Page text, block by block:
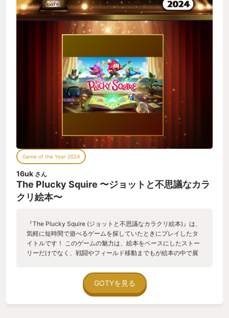
Game of the Year 2024
16uk さん
The Plucky Squire 〜ジョットと不思議なカラ
クリ絵本〜
『The Plucky Squire (ジョットと不思議なカラクリ絵本)』は、
気軽に短時間で遊べるゲームを探していたときにプレイしたタ
イトルです！ このゲームの魅力は、絵本をベースにしたストー
リーだけでなく、戦闘やフィールド移動までもが絵本の中で展
場し、メタ的な要素が加わっていてとても面白いです。 プレイ
ヤーがストレスなく進めるように、難易度は調整されており、
ミニゲームのスキップ機能もあるため、気軽に楽しめるところ
GOTYを見る